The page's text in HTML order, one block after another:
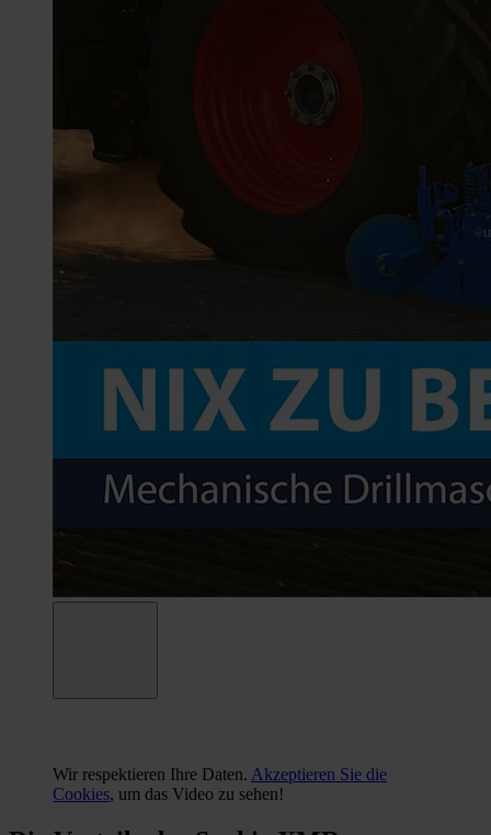
Wir respektieren Ihre Daten. Akzeptieren Sie die
Cookies, um das Video zu sehen!